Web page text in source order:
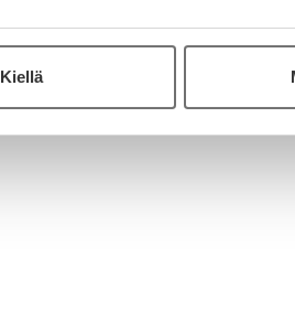
Kiellä